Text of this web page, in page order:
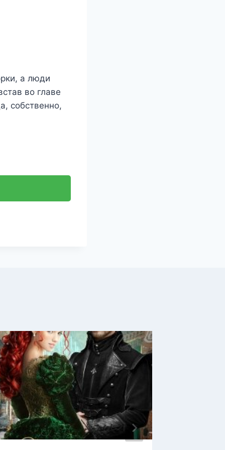
а люди
во главе
собственно,